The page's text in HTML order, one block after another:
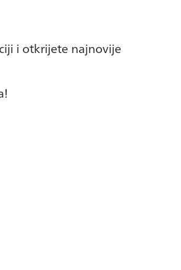
i otkrijete najnovije